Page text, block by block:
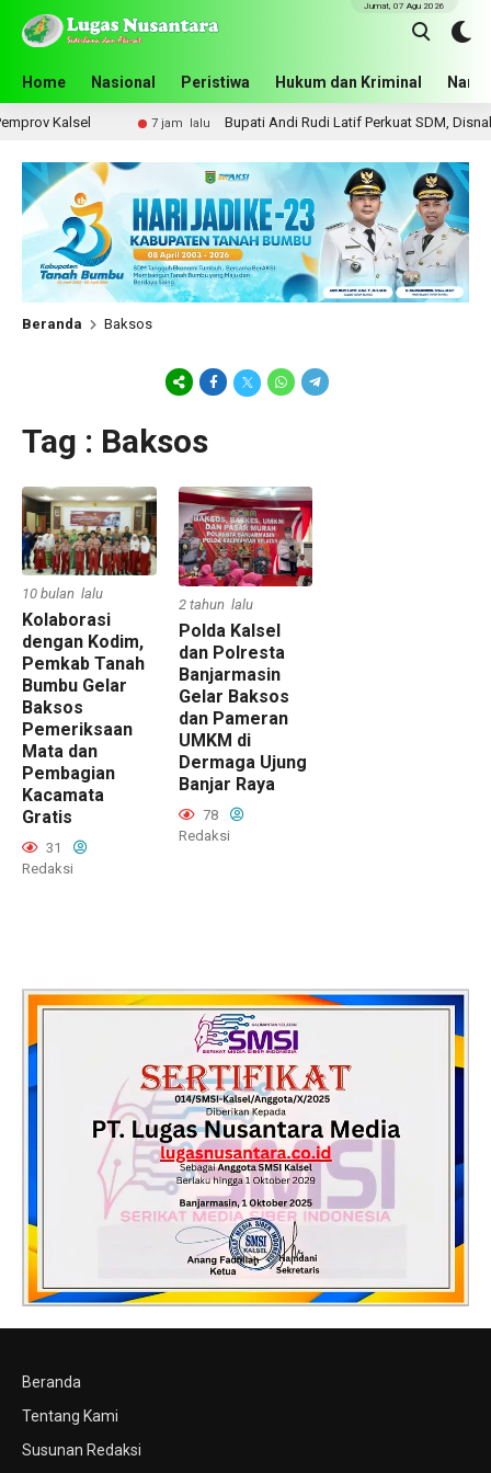
Home Nasional Peristiwa Hukum dan Kriminal
Jumat, 07 Agu 2026
Kalsel 7 jam lalu Bupati Andi Rudi Latif Perkuat SDM,
Beranda Baksos
Tag : Baksos
10 bulan lalu
Kolaborasi
dengan Kodim,
Pemkab Tanah
Bumbu Gelar
Baksos
Pemeriksaan
Mata dan
Pembagian
Kacamata
Gratis
31
Redaksi
2 tahun lalu
Polda Kalsel
dan Polresta
Banjarmasin
Gelar Baksos
dan Pameran
UMKM di
Dermaga Ujung
Banjar Raya
78
Redaksi
Beranda
Tentang Kami
Susunan Redaksi